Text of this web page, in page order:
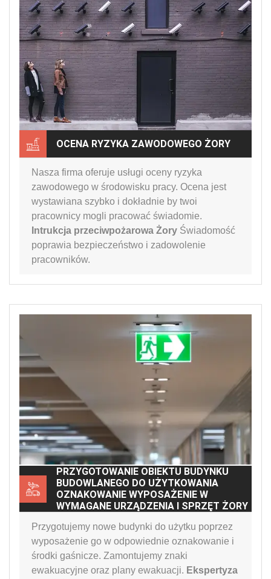
OCENA RYZYKA ZAWODOWEGO ŻORY
Nasza firma oferuje usługi oceny ryzyka
zawodowego w środowisku pracy. Ocena jest
wystawiana szybko i dokładnie by twoi
pracownicy mogli pracować świadomie.
Intrukcja przeciwpożarowa Żory Świadomość
poprawia bezpieczeństwo i zadowolenie
pracowników.
PRZYGOTOWANIE OBIEKTU BUDYNKU
BUDOWLANEGO DO UŻYTKOWANIA
OZNAKOWANIE WYPOSAŻENIE W
WYMAGANE URZĄDZENIA I SPRZĘT ŻORY
Przygotujemy nowe budynki do użytku poprzez
wyposażenie go w odpowiednie oznakowanie i
środki gaśnicze. Zamontujemy znaki
ewakuacyjne oraz plany ewakuacji. Ekspertyza